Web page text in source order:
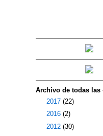
Archivo de todas las
2017 (22)
2016 (2)
2012 (30)